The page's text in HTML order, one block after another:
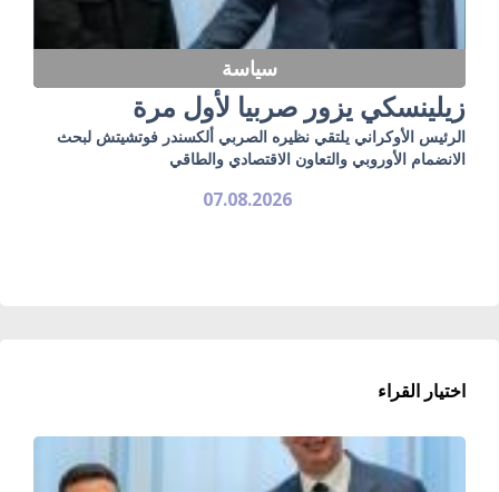
سياسة
زيلينسكي يزور صربيا لأول مرة
الرئيس الأوكراني يلتقي نظيره الصربي ألكسندر فوتشيتش لبحث
الانضمام الأوروبي والتعاون الاقتصادي والطاقي
07.08.2026
اختيار القراء